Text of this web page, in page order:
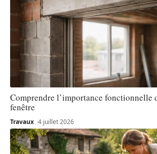
Comprendre l’importance fonctionnelle
fenêtre
Travaux 4 juillet 2026